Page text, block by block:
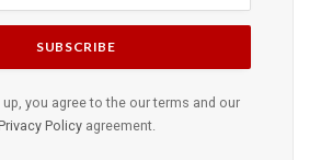
up, you agree to the our terms and our
Policyagreement.